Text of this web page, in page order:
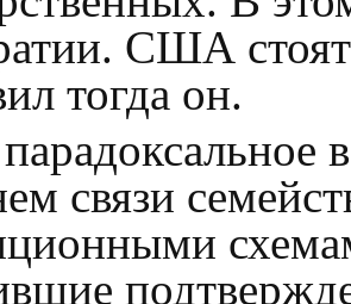
США стоят
тогда он.
связи